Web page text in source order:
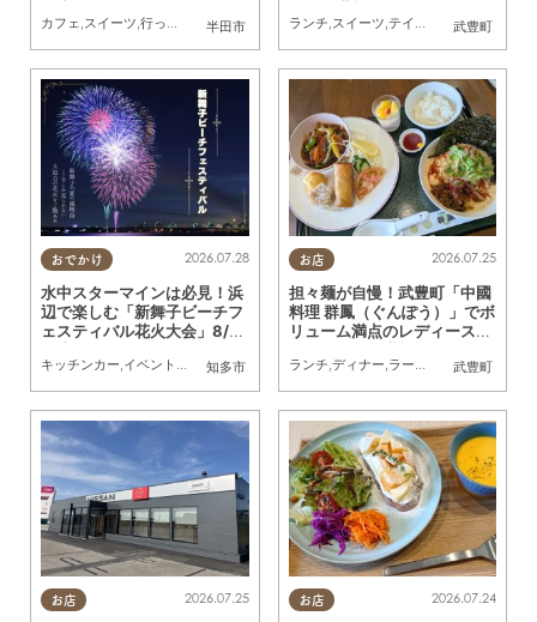
半田市
カフェ,スイーツ,行ってみたレポ ,夫婦 カップル,おひとりさま,友人 武豊町
ランチ,スイーツ,テイクアウト ,行ってみ
おでかけ
知多市
2026.07.28
水中スターマインは必見！浜
辺で楽しむ「新舞子ビーチフ
ェスティバル花火大会」8/2
9(土)に開催
キッチンカー,イベント ,まちネタ,季節ネタ ,親子,夫婦,家族,カップル おひとりさま
お店
武豊町
2026.07.25
担々麺が自慢！武豊町「中國
料理 群鳳（ぐんぽう）」でボ
リューム満点のレディースセ
ットランチを堪能してきた
ランチ,ディナー,ラーメン 行ってみたレポ
お店 2026.07.25 お店 2026.07.24